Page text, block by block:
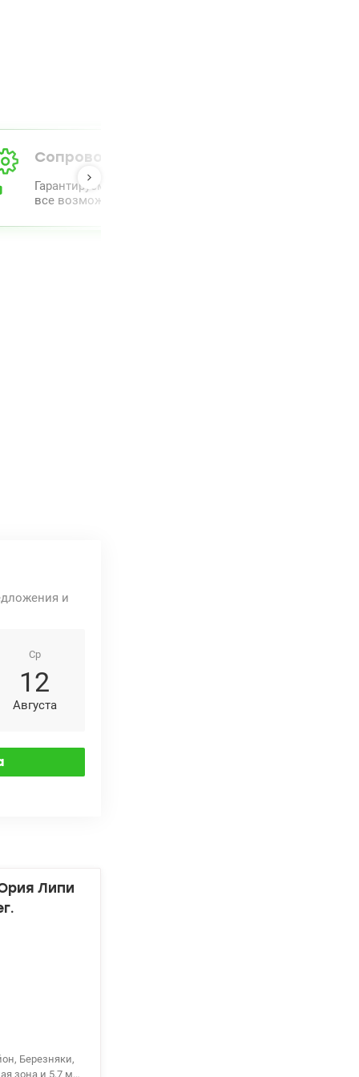
Сопровождение от А до Я
Гарантируем полный комлпекс сопровождения и
все возможное для облегчения процесса.
и
Ср
12
Августа
Липи
Березняки,
зона и 5,7 м²